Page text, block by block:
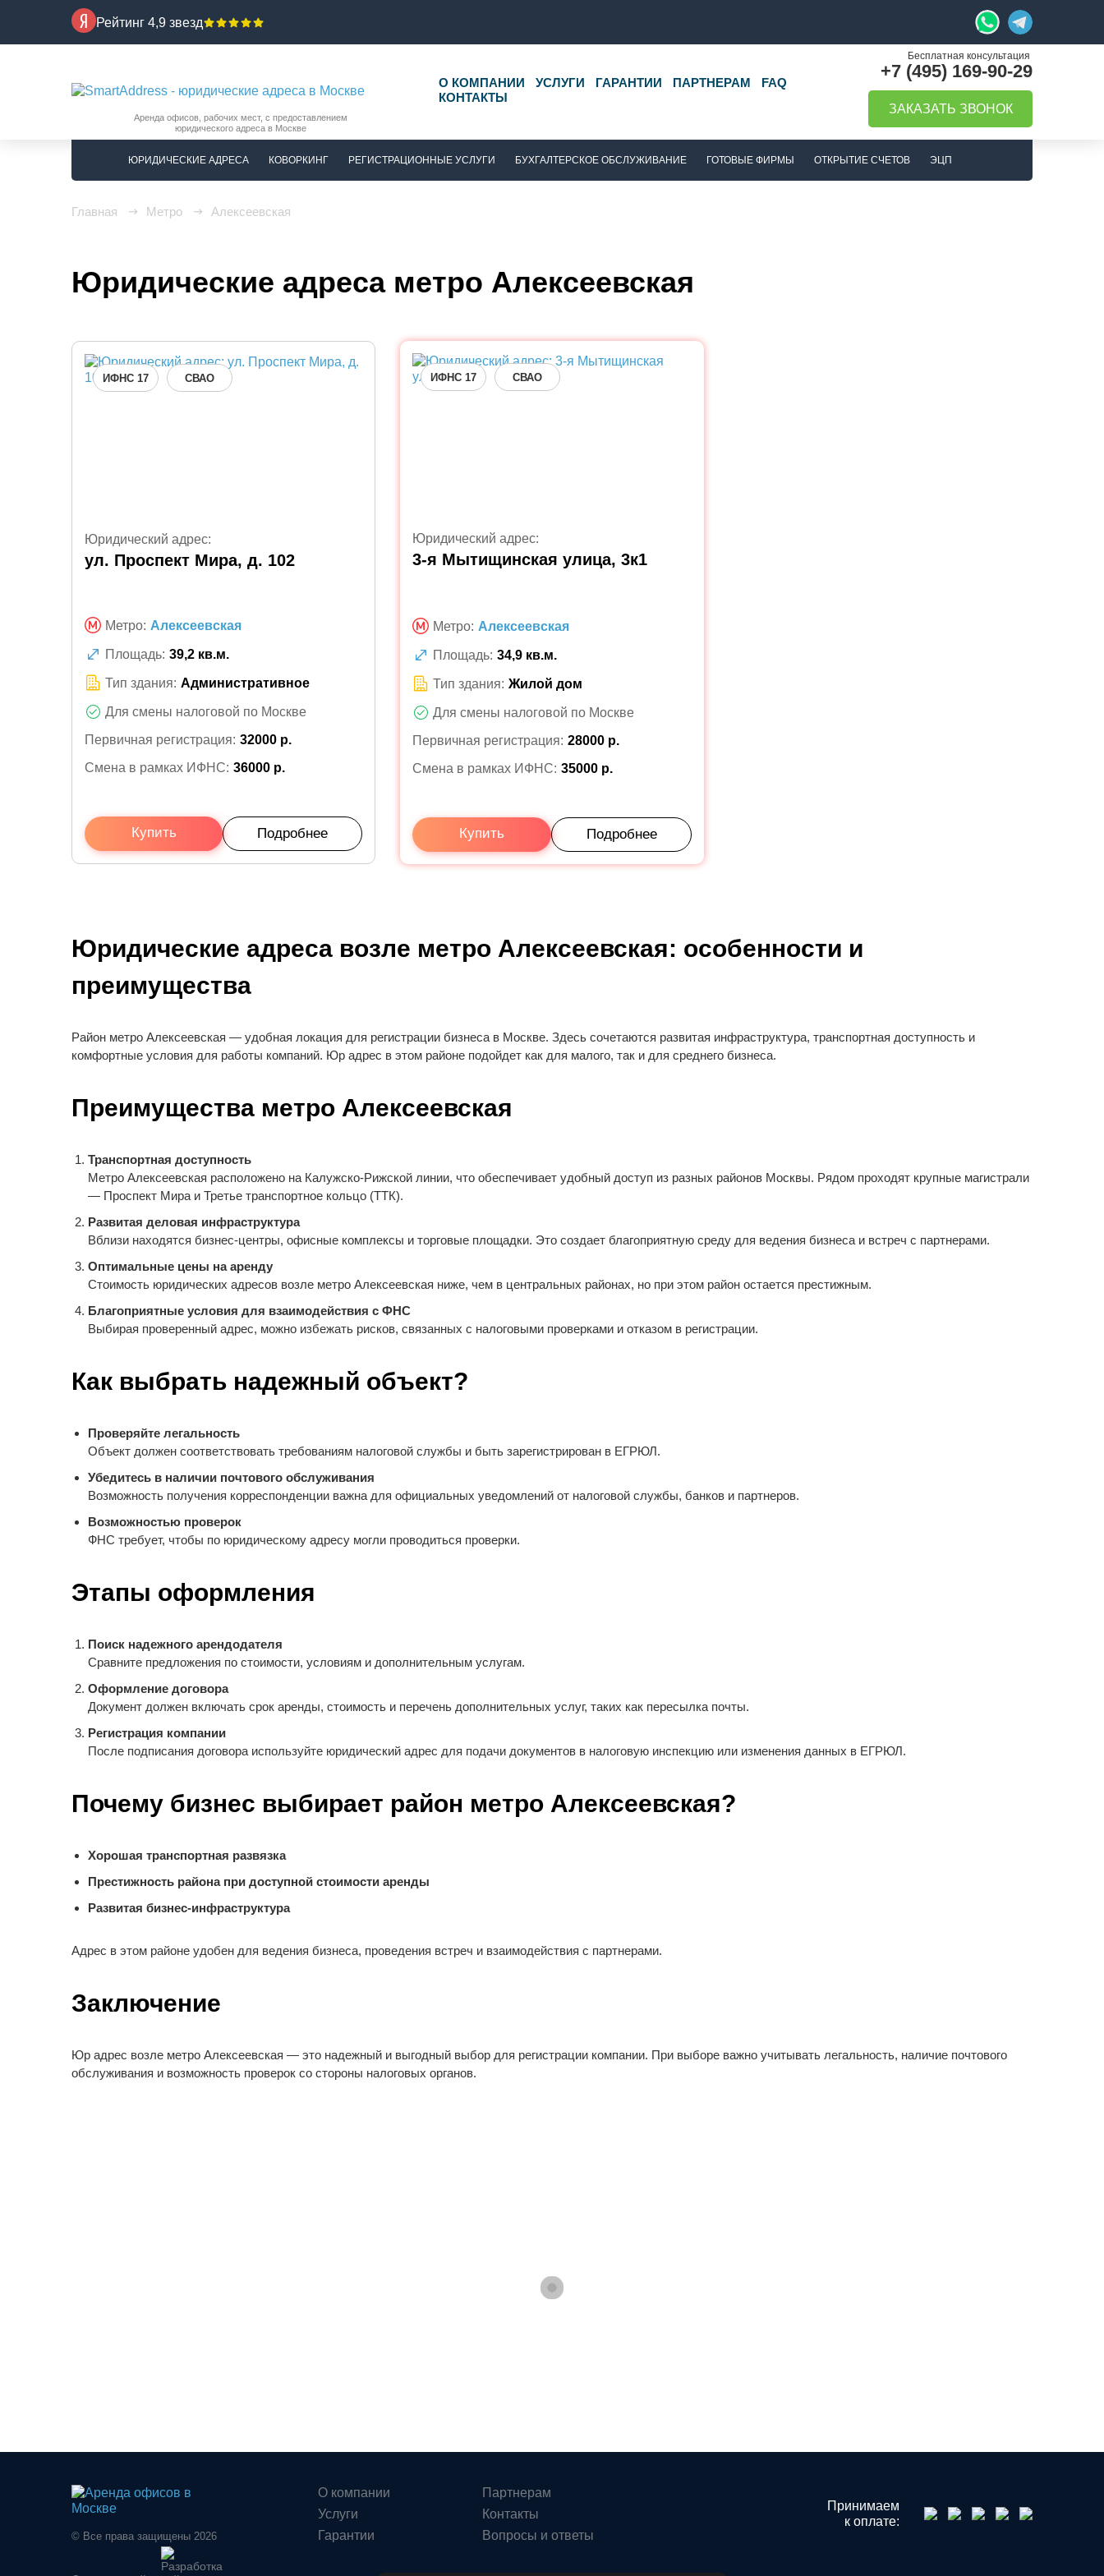
Рейтинг 4,9 звезд
Аренда офисов, рабочих мест, с предоставлением
юридического адреса в Москве
О КОМПАНИИ УСЛУГИ ГАРАНТИИ ПАРТНЕРАМ
FAQ
КОНТАКТЫ
+7 (495) 169-90-29
ЗАКАЗАТЬ ЗВОНОК
ЮРИДИЧЕСКИЕ АДРЕСА КОВОРКИНГ РЕГИСТРАЦИОННЫЕ УСЛУГИ БУХГАЛТЕРСКОЕ ОБСЛУЖИВАНИЕ ГОТОВЫЕ ФИРМЫ ОТКРЫТИЕ СЧЕТОВ ЭЦП
Главная Метро Алексеевская
Юридические адреса метро Алексеевская
ИФНС 17 СВАО
Юридический адрес:
ул. Проспект Мира, д. 102
Метро: Алексеевская
Площадь: 39,2 кв.м.
Тип здания: Административное
Для смены налоговой по Москве
Первичная регистрация: 32000 р.
Смена в рамках ИФНС: 36000 р.
Купить Подробнее
ИФНС 17 СВАО
Юридический адрес:
3-я Мытищинская улица, 3к1
Метро: Алексеевская
Площадь: 34,9 кв.м.
Тип здания: Жилой дом
Для смены налоговой по Москве
Первичная регистрация: 28000 р.
Смена в рамках ИФНС: 35000 р.
Купить Подробнее
Юридические адреса возле метро Алексеевская: особенности и
преимущества
Район метро Алексеевская — удобная локация для регистрации бизнеса в Москве. Здесь сочетаются развитая инфраструктура, транспортная доступность и
комфортные условия для работы компаний. Юр адрес в этом районе подойдет как для малого, так и для среднего бизнеса.
Преимущества метро Алексеевская
Транспортная доступность
Метро Алексеевская расположено на Калужско-Рижской линии, что обеспечивает удобный доступ из разных районов Москвы. Рядом проходят крупные магистрали
— Проспект Мира и Третье транспортное кольцо (ТТК).
Развитая деловая инфраструктура
Вблизи находятся бизнес-центры, офисные комплексы и торговые площадки. Это создает благоприятную среду для ведения бизнеса и встреч с партнерами.
Оптимальные цены на аренду
Стоимость юридических адресов возле метро Алексеевская ниже, чем в центральных районах, но при этом район остается престижным.
Благоприятные условия для взаимодействия с ФНС
Выбирая проверенный адрес, можно избежать рисков, связанных с налоговыми проверками и отказом в регистрации.
Как выбрать надежный объект?
Проверяйте легальность
Объект должен соответствовать требованиям налоговой службы и быть зарегистрирован в ЕГРЮЛ.
Убедитесь в наличии почтового обслуживания
Возможность получения корреспонденции важна для официальных уведомлений от налоговой службы, банков и партнеров.
Возможностью проверок
ФНС требует, чтобы по юридическому адресу могли проводиться проверки.
Этапы оформления
Поиск надежного арендодателя
Сравните предложения по стоимости, условиям и дополнительным услугам.
Оформление договора
Документ должен включать срок аренды, стоимость и перечень дополнительных услуг, таких как пересылка почты.
Регистрация компании
После подписания договора используйте юридический адрес для подачи документов в налоговую инспекцию или изменения данных в ЕГРЮЛ.
Почему бизнес выбирает район метро Алексеевская?
Хорошая транспортная развязка
Престижность района при доступной стоимости аренды
Развитая бизнес-инфраструктура
Адрес в этом районе удобен для ведения бизнеса, проведения встреч и взаимодействия с партнерами.
Заключение
Юр адрес возле метро Алексеевская — это надежный и выгодный выбор для регистрации компании. При выборе важно учитывать легальность, наличие почтового
обслуживания и возможность проверок со стороны налоговых органов.
© Все права защищены 2026
О компании
Услуги
Гарантии
Партнерам
Контакты
Вопросы и ответы
Принимаем
к оплате: